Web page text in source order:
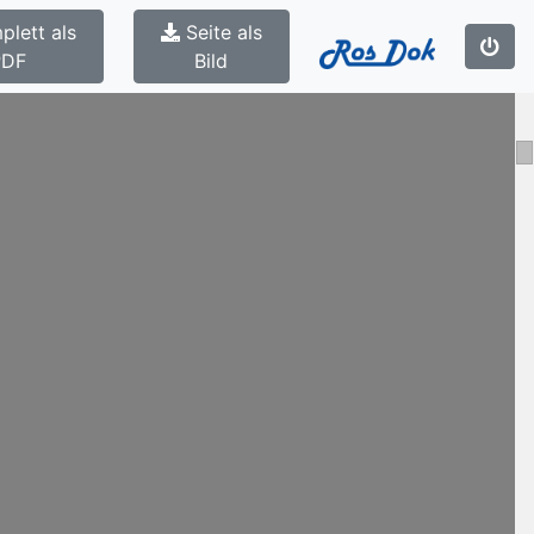
als
Seite als
Bild